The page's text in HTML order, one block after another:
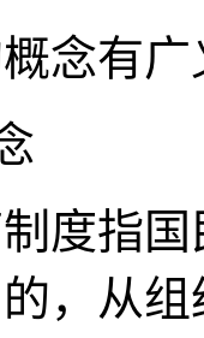
有广
指国
，从